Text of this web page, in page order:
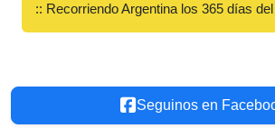
:: Recorriendo Argentina los 365 días
Seguinos en